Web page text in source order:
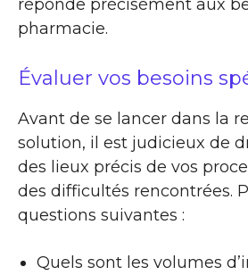
réponde précisément aux
pharmacie.
Évaluer vos besoins
Avant de se lancer dans la
solution, il est judicieux de
des lieux précis de vos
des difficultés rencontrées.
questions suivantes :
Quels sont les volumes